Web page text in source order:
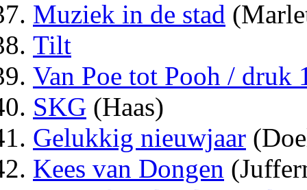
Muziek in de stad
Tilt
Van Poe tot Pooh / druk
SKG (Haas)
Gelukkig nieuwjaar
Kees van Dongen